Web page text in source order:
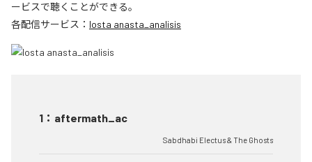
ービスで聴くことができる。
各配信サービス： losta anasta_analisis
1 ： aftermath_ac
Sabdhabi Electus & The Ghosts